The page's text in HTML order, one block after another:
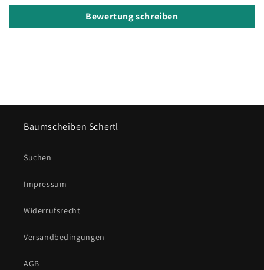
Bewertung schreiben
Baumscheiben Schertl
Suchen
Impressum
Widerrufsrecht
Versandbedingungen
AGB